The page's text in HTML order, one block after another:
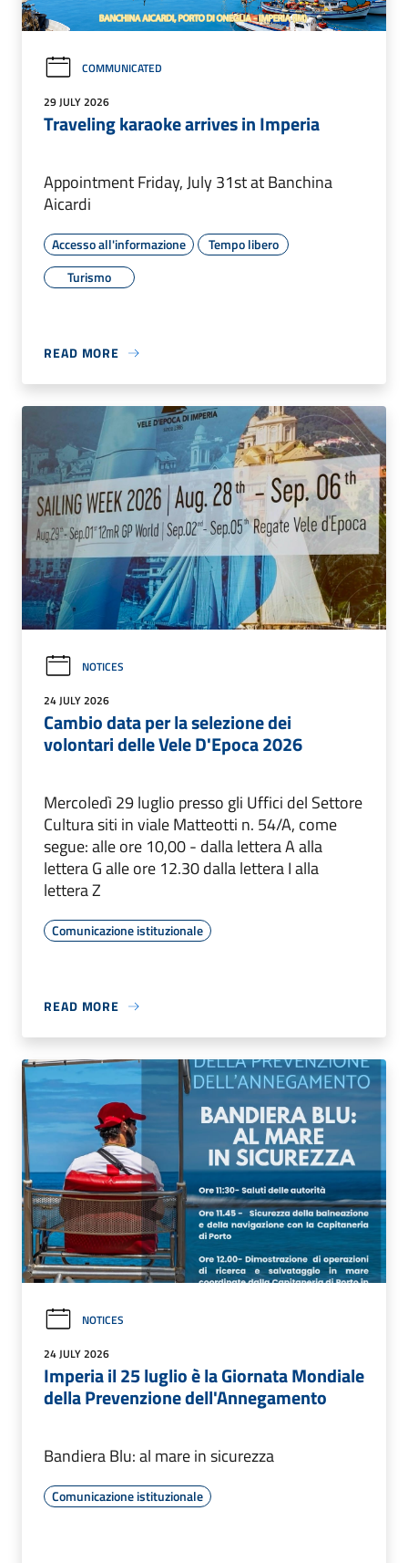
COMMUNICATED
29 JULY 2026
Traveling karaoke arrives in Imperia
Appointment Friday, July 31st at Banchina
Aicardi
Accesso all'informazione
Tempo libero
Turismo
READ MORE
NOTICES
24 JULY 2026
Cambio data per la selezione dei
volontari delle Vele D'Epoca 2026
Mercoledì 29 luglio presso gli Uffici del Settore
Cultura siti in viale Matteotti n. 54/A, come
segue: alle ore 10,00 - dalla lettera A alla
lettera G alle ore 12.30 dalla lettera I alla
lettera Z
Comunicazione istituzionale
READ MORE
NOTICES
24 JULY 2026
Imperia il 25 luglio è la Giornata Mondiale
della Prevenzione dell'Annegamento
Bandiera Blu: al mare in sicurezza
Comunicazione istituzionale